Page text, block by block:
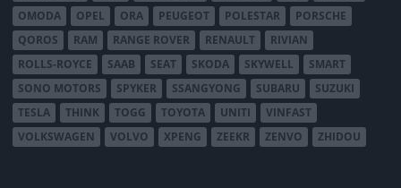
OMODA
OPEL ORA PEUGEOT POLESTAR
PORSCHE
QOROS
RAM RANGE ROVER RENAULT
RIVIAN
ROLLS-ROYCE
SAAB SEAT SKODA SKYWELL
SMART
SONO MOTORS
SPYKER SSANGYONG SUBARU
SUZUKI
TESLA
THINK TOGG TOYOTA UNITI
VINFAST
VOLKSWAGEN
VOLVO XPENG ZEEKR ZENVO ZHIDOU